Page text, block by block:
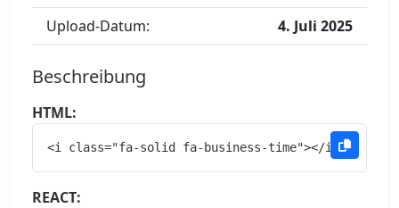
Upload-Datum:
4. Juli 2025
Beschreibung
HTML:
<i class="fa-solid fa-business-time"></i>
REACT: